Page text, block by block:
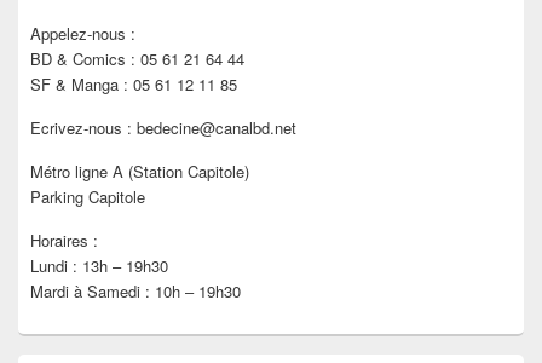
Appelez-nous :
BD & Comics : 05 61 21 64 44
SF & Manga : 05 61 12 11 85
Ecrivez-nous : bedecine@canalbd.net
Métro ligne A (Station Capitole)
Parking Capitole
Horaires :
Lundi : 13h – 19h30
Mardi à Samedi : 10h – 19h30